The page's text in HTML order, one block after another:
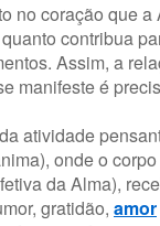
no coração que
contribua
Assim, a
manifeste é
atividade
onde o
da Alma),
gratidão, amor